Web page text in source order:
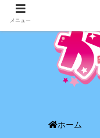
ホーム
メニュー